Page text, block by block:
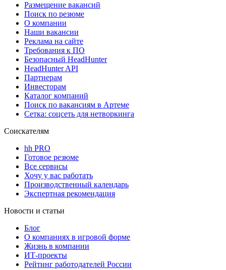
Размещение вакансий
Поиск по резюме
О компании
Наши вакансии
Реклама на сайте
Требования к ПО
Безопасный HeadHunter
HeadHunter API
Партнерам
Инвесторам
Каталог компаний
Поиск по вакансиям в Артеме
Сетка: соцсеть для нетворкинга
Соискателям
hh PRO
Готовое резюме
Все сервисы
Хочу у вас работать
Производственный календарь
Экспертная рекомендация
Новости и статьи
Блог
О компаниях в игровой форме
Жизнь в компании
ИТ-проекты
Рейтинг работодателей России